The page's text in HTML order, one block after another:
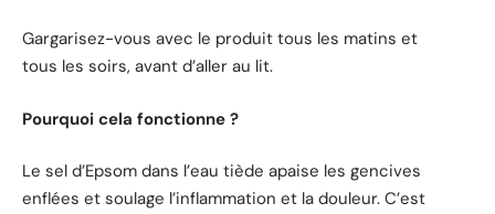
Gargarisez-vous avec le produit tous les matins et
tous les soirs, avant d’aller au lit.
Pourquoi cela fonctionne ?
Le sel d’Epsom dans l’eau tiède apaise les gencives
enflées et soulage l’inflammation et la douleur. C’est